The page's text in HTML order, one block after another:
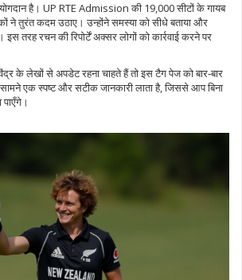
योगदान है। UP RTE Admission की 19,000 सीटों के गायब
ने तुरंत कदम उठाए। उन्होंने समस्या को सीधे बताया और
तरह रचन की रिपोर्टें अक्सर लोगों को कार्रवाई करने पर
के लेखों से अपडेट रहना चाहते हैं तो इस टैग पेज को बार‑बार
एक स्पष्ट और सटीक जानकारी लाता है, जिससे आप बिना